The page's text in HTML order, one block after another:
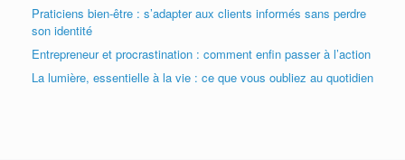
Praticiens bien-être : s’adapter aux clients informés sans perdre
son identité
Entrepreneur et procrastination : comment enfin passer à l’action
La lumière, essentielle à la vie : ce que vous oubliez au quotidien